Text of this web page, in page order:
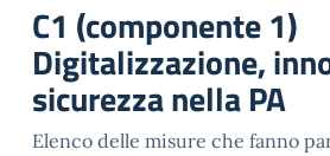
C1 (componente 1)
Digitalizzazione,
sicurezza nella PA
Elenco delle misure che fanno